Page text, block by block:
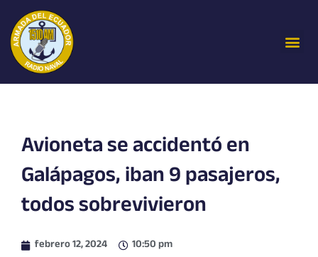
contenido
Avioneta se accidentó en
Galápagos, iban 9 pasajeros,
todos sobrevivieron
febrero 12, 2024 10:50 pm